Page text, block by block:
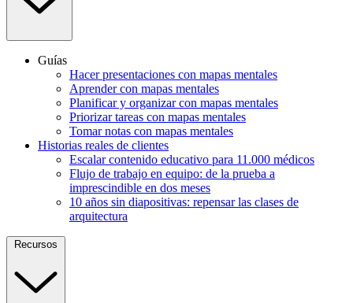
Guías
Hacer presentaciones con mapas mentales
Aprender con mapas mentales
Planificar y organizar con mapas mentales
Priorizar tareas con mapas mentales
Tomar notas con mapas mentales
Historias reales de clientes
Escalar contenido educativo para 11.000 médicos
Flujo de trabajo en equipo: de la prueba a
imprescindible en dos meses
10 años sin diapositivas: repensar las clases de
arquitectura
Recursos